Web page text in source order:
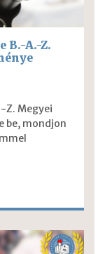
B.-A.-Z.
Z. Megyei
be, mondjon